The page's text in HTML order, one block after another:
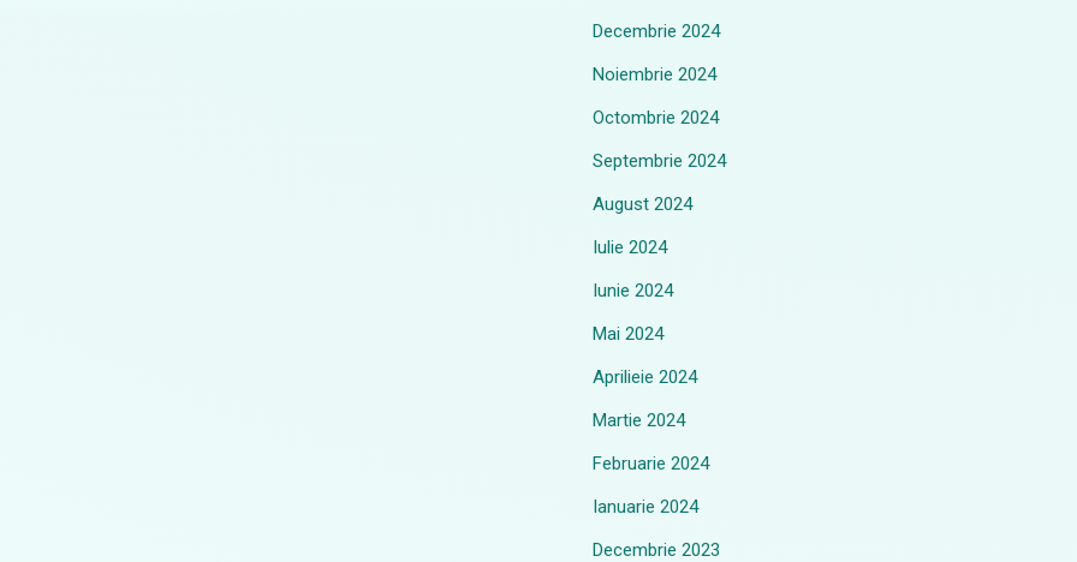
Decembrie 2024
Noiembrie 2024
Octombrie 2024
Septembrie 2024
August 2024
Iulie 2024
Iunie 2024
Mai 2024
Aprilieie 2024
Martie 2024
Februarie 2024
Ianuarie 2024
Decembrie 2023